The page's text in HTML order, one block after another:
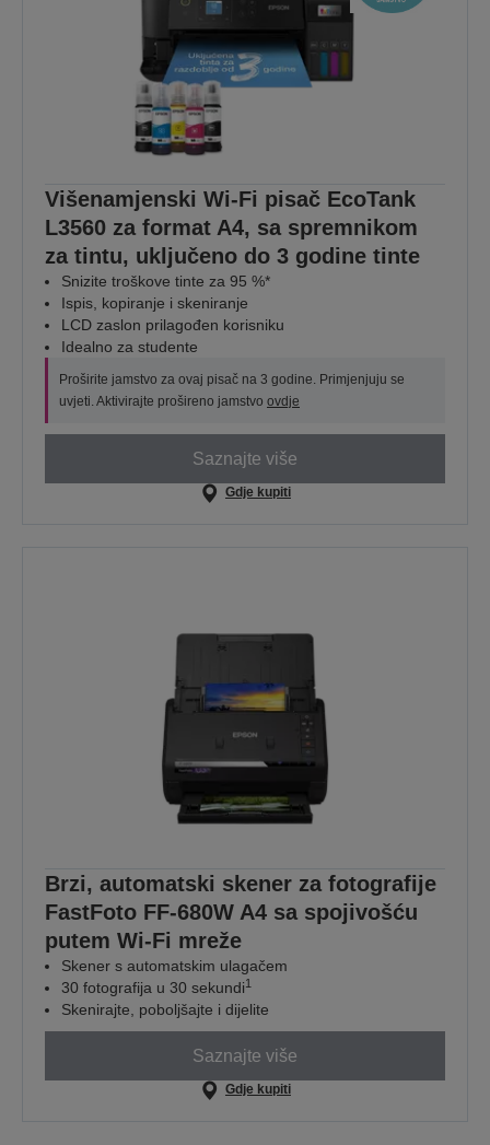
Višenamjenski Wi-Fi pisač EcoTank
L3560 za format A4, sa spremnikom
za tintu, uključeno do 3 godine tinte
Snizite troškove tinte za 95 %*
Ispis, kopiranje i skeniranje
LCD zaslon prilagođen korisniku
Idealno za studente
Proširite jamstvo za ovaj pisač na 3 godine. Primjenjuju se
uvjeti. Aktivirajte prošireno jamstvo ovdje
Saznajte više
Gdje kupiti
Brzi, automatski skener za fotografije
FastFoto FF-680W A4 sa spojivošću
putem Wi-Fi mreže
Skener s automatskim ulagačem
30 fotografija u 30 sekundi1
Skenirajte, poboljšajte i dijelite
Saznajte više
Gdje kupiti